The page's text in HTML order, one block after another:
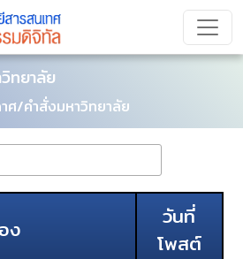
ทยาลัย
ศ/คำสั่งมหาวิทยาลัย
ง
วันที่
โพสต์